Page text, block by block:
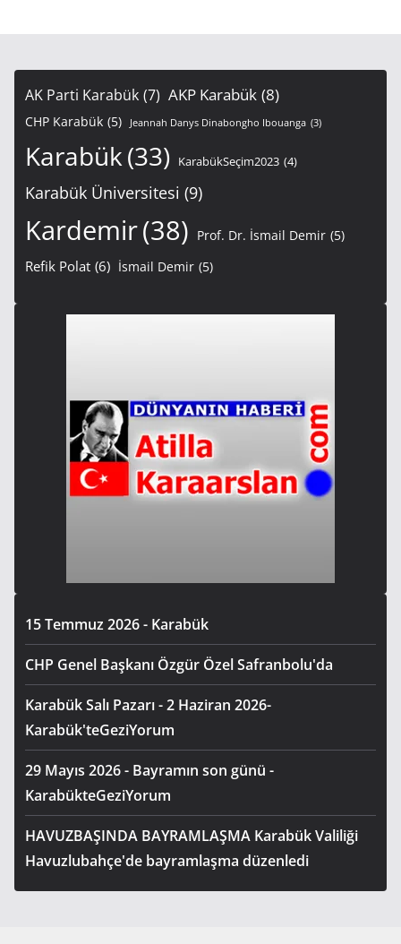
AK Parti Karabük (7) AKP Karabük (8)
CHP Karabük (5) Jeannah Danys Dinabongho Ibouanga (3)
Karabük(33) KarabükSeçim2023 (4)
Karabük Üniversitesi (9)
Kardemir(38) Prof. Dr. İsmail Demir (5)
Refik Polat (6) İsmail Demir (5)
15 Temmuz 2026 - Karabük
CHP Genel Başkanı Özgür Özel Safranbolu'da
Karabük Salı Pazarı - 2 Haziran 2026-
Karabük'teGeziYorum
29 Mayıs 2026 - Bayramın son günü -
KarabükteGeziYorum
HAVUZBAŞINDA BAYRAMLAŞMA Karabük Valiliği
Havuzlubahçe'de bayramlaşma düzenledi